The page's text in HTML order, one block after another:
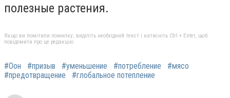
полезные растения.
Якщо ви помітили помилку, виділіть необхідний текст і натисніть Ctrl + Enter, щоб
повідомити про це редакцію
#Оон #призыв #уменьшение #потребление
#мясо
#предотвращение
#глобальное потепление